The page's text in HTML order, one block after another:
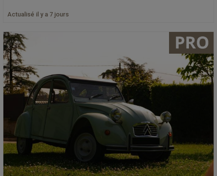
Actualisé il y a 7 jours